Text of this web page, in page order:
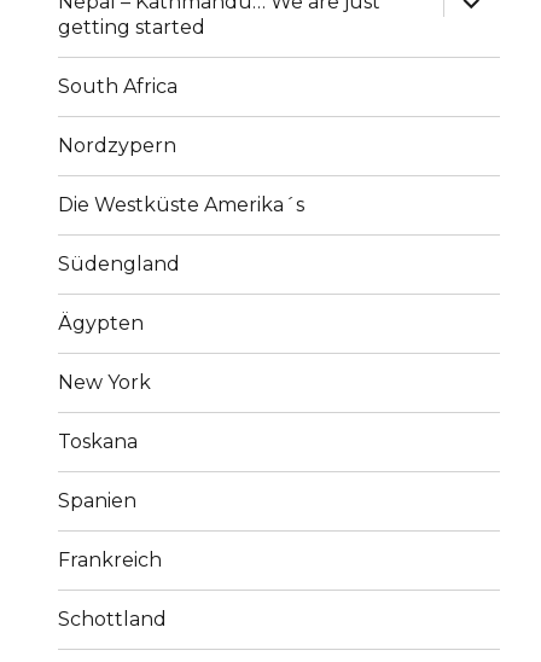
getting started
South Africa
Nordzypern
Die Westküste Amerika´s
Südengland
Ägypten
New York
Toskana
Spanien
Frankreich
Schottland